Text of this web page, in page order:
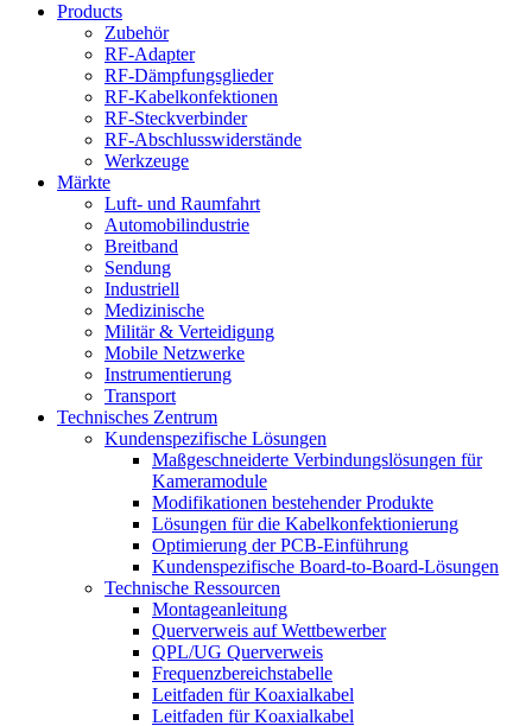
Products
Zubehör
RF-Adapter
RF-Dämpfungsglieder
RF-Kabelkonfektionen
RF-Steckverbinder
RF-Abschlusswiderstände
Werkzeuge
Märkte
Luft- und Raumfahrt
Automobilindustrie
Breitband
Sendung
Industriell
Medizinische
Militär & Verteidigung
Mobile Netzwerke
Instrumentierung
Transport
Technisches Zentrum
Kundenspezifische Lösungen
Maßgeschneiderte Verbindungslösungen für
Kameramodule
Modifikationen bestehender Produkte
Lösungen für die Kabelkonfektionierung
Optimierung der PCB-Einführung
Kundenspezifische Board-to-Board-Lösungen
Technische Ressourcen
Montageanleitung
Querverweis auf Wettbewerber
QPL/UG Querverweis
Frequenzbereichstabelle
Leitfaden für Koaxialkabel
Leitfaden für Koaxialkabel